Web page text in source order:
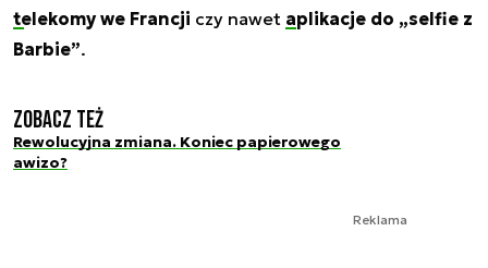
telekomy we Francji czy nawet aplikacje do „selfie z
Barbie”.
Zobacz też
Rewolucyjna zmiana. Koniec papierowego
awizo?
Reklama